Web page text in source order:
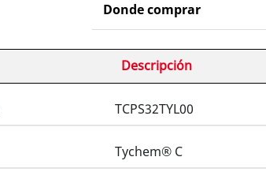
Donde comprar
Descripción
TCPS32TYL00
Tychem® C